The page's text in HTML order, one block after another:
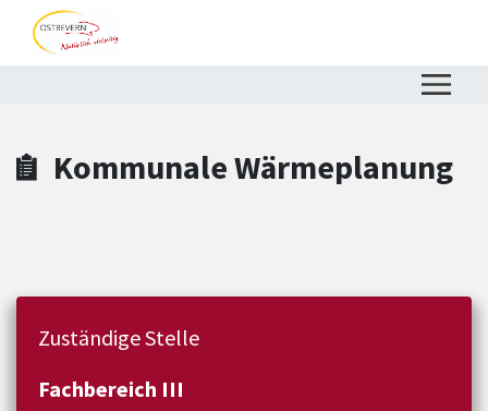
Zum Header
Zum Hauptinhalt
Zum Footer
Zum Hauptinhalt springen
Kommunale Wärmeplanung
Zuständige Stelle
Fachbereich III